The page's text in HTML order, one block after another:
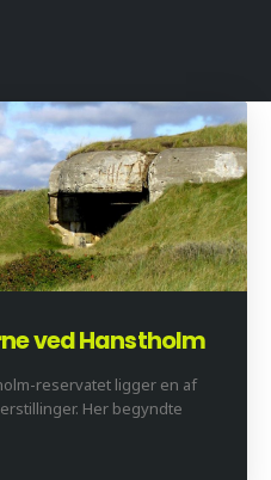
ved Hanstholm
reservatet ligger en af
Her begyndte